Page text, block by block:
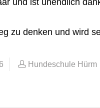
und ist unendlich
zu denken und wird
Hundeschule Hürm